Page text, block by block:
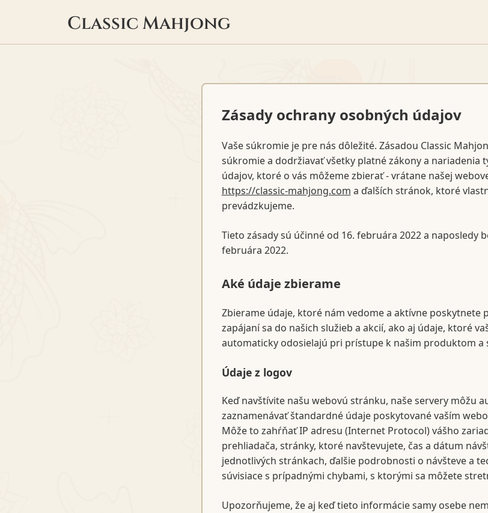
Classic Mahjong
Zásady ochrany osobných údajov
Vaše súkromie je pre nás dôležité. Zásadou Classic
súkromie a dodržiavať všetky platné zákony a nariadenia
údajov, ktoré o vás môžeme zbierať - vrátane našej
https://classic-mahjong.com a ďalších stránok, ktoré
prevádzkujeme.
Tieto zásady sú účinné od 16. februára 2022 a naposledy
februára 2022.
Aké údaje zbierame
Zbierame údaje, ktoré nám vedome a aktívne poskytnete
zapájaní sa do našich služieb a akcií, ako aj údaje, ktoré
automaticky odosielajú pri prístupe k našim produktom a
Údaje z logov
Keď navštívite našu webovú stránku, naše servery môžu
zaznamenávať štandardné údaje poskytované vaším
Môže to zahŕňať IP adresu (Internet Protocol) vášho
prehliadača, stránky, ktoré navštevujete, čas a dátum
jednotlivých stránkach, ďalšie podrobnosti o návšteve a
súvisiace s prípadnými chybami, s ktorými sa môžete
Upozorňujeme, že aj keď tieto informácie samy osebe